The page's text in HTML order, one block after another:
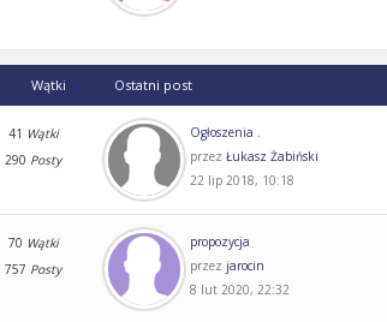
Wątki Ostatni post
41 Wątki
290 Posty
Ogłoszenia .
przez Łukasz Żabiński
22 lip 2018, 10:18
70 Wątki
757 Posty
propozycja
przez jarocin
8 lut 2020, 22:32